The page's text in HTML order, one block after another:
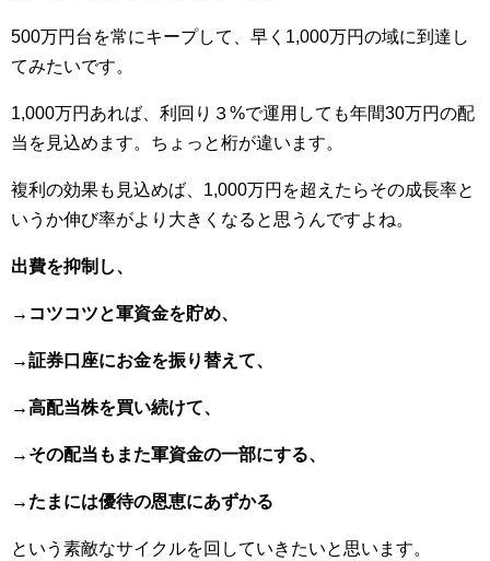
500万円台を常にキープして、早く1,000万円の域に到達し
てみたいです。
1,000万円あれば、利回り３%で運用しても年間30万円の配
当を見込めます。ちょっと桁が違います。
複利の効果も見込めば、1,000万円を超えたらその成長率と
いうか伸び率がより大きくなると思うんですよね。
出費を抑制し、
→コツコツと軍資金を貯め、
→証券口座にお金を振り替えて、
→高配当株を買い続けて、
→その配当もまた軍資金の一部にする、
→たまには優待の恩恵にあずかる
という素敵なサイクルを回していきたいと思います。